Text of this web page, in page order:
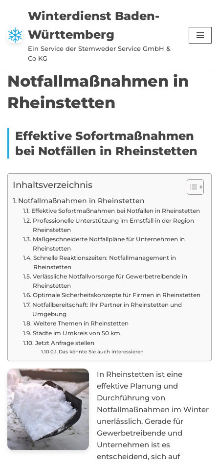
Zum
Inhalt
springen
Winterdienst Baden-
Württemberg
Ein Service der Stemweder Service GmbH &
Co KG
Notfallmaßnahmen in
Rheinstetten
Effektive Sofortmaßnahmen
bei Notfällen in Rheinstetten
Inhaltsverzeichnis
Notfallmaßnahmen in Rheinstetten
Effektive Sofortmaßnahmen bei Notfällen in Rheinstetten
Professionelle Unterstützung im Ernstfall in der Region
Rheinstetten
Maßgeschneiderte Notfallpläne für Unternehmen in
Rheinstetten
Schnelle Reaktionszeiten: Notfallmanagement in
Rheinstetten
Verlässliche Notfallvorsorge für Gewerbetreibende in
Rheinstetten
Optimale Sicherheitskonzepte für Firmen in Rheinstetten
Notfallbereitschaft: Ihr Partner in Rheinstetten und
Umgebung
Weitere Themen in Rheinstetten
Städte im Umkreis von 50 km
Jetzt Anfrage stellen
Das könnte Sie auch interessieren
In Rheinstetten ist eine
effektive Planung und
Durchführung von
Notfallmaßnahmen im Winter
unerlässlich. Gerade für
Gewerbetreibende und
Unternehmen ist es
entscheidend, sich auf